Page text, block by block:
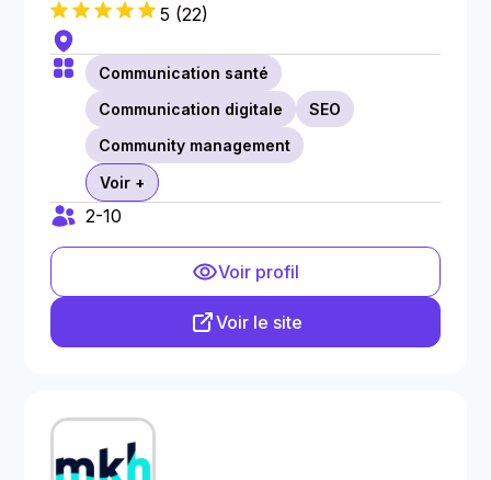
5 (22)
Communication santé
Communication digitale
SEO
Community management
Voir +
2-10
Voir profil
Voir le site